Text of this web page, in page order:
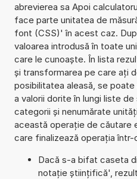
abrevierea sa Apoi
face parte unitatea de
font (CSS)' în acest caz.
valoarea introdusă în toate
care le cunoaște. În lista
și transformarea pe care ați
posibilitatea aleasă, se
a valorii dorite în lungi liste
categorii și nenumărate
această operație de căutare
care finalizează operația
Dacă s-a bifat caseta
notație științifică',